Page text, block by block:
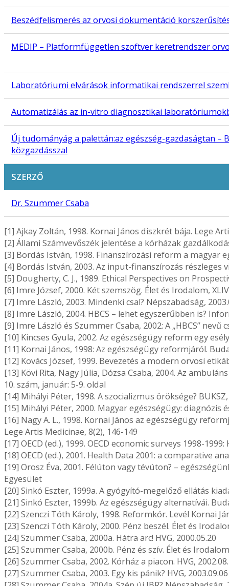
Beszédfelismerés az orvosi dokumentáció
MEDIP – Platformfüggetlen szoftver keretrendszer
Laboratóriumi elvárások informatikai rendszerrel
Automatizálás az in-vitro diagnosztikai
Új tudományág a palettán:az egészség-gazdaságtan –
közgazdásszal
SZERZŐ
Dr. Szummer Csaba
[1] Ajkay Zoltán, 1998. Kornai János diszkrét bája. Lege
[2] Állami Számvevőszék jelentése a kórházak
[3] Bordás István, 1998. Finanszírozási reform a magyar
[4] Bordás István, 2003. Az input-finanszírozás részleges
[5] Dougherty, C. J., 1989. Ethical Perspectives on
[6] Imre József, 2000. Két szemszög. Élet és Irodalom,
[7] Imre László, 2003. Mindenki csal? Népszabadság,
[8] Imre László, 2004. HBCS – lehet egyszerűbben is?
[9] Imre László és Szummer Csaba, 2002: A „HBCS”
[10] Kincses Gyula, 2002. Az egészségügy reform egy
[11] Kornai János, 1998: Az egészségügy reformjáról.
[12] Kovács József, 1999. Bevezetés a modern orvosi
[13] Kövi Rita, Nagy Júlia, Dózsa Csaba, 2004. Az
10. szám, január: 5-9. oldal
[14] Mihályi Péter, 1998. A szocializmus öröksége? BUKSZ,
[15] Mihályi Péter, 2000. Magyar egészségügy: diagnózis
[16] Nagy A. L., 1998. Kornai János az egészségügy
Lege Artis Medicinae, 8(2), 146-149
[17] OECD (ed.), 1999. OECD economic surveys 1998-
[18] OECD (ed.), 2001. Health Data 2001: a comparative
[19] Orosz Éva, 2001. Félúton vagy tévúton? –
Egyesület
[20] Sinkó Eszter, 1999a. A gyógyító-megelőző ellátás
[21] Sinkó Eszter, 1999b. Az egészségügy alternatívái.
[22] Szenczi Tóth Károly, 1998. Reformkór. Levél Kornai
[23] Szenczi Tóth Károly, 2000. Pénz beszél. Élet és
[24] Szummer Csaba, 2000a. Hátra arc! HVG, 2000.05.20
[25] Szummer Csaba, 2000b. Pénz és szív. Élet és
[26] Szummer Csaba, 2002. Kórház a piacon. HVG,
[27] Szummer Csaba, 2003. Egy kis pánik? HVG, 2003.09.06